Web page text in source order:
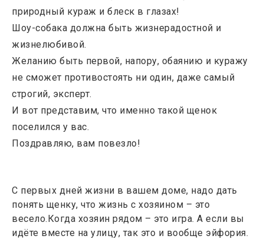
природный кураж и блеск в глазах!
Шоу-собака должна быть жизнерадостной и
жизнелюбивой.
Желанию быть первой, напору, обаянию и куражу
не сможет противостоять ни один, даже самый
строгий, эксперт.
И вот представим, что именно такой щенок
поселился у вас.
Поздравляю, вам повезло!
С первых дней жизни в вашем доме, надо дать
понять щенку, что жизнь с хозяином – это
весело.Когда хозяин рядом – это игра. А если вы
идёте вместе на улицу, так это и вообще эйфория.